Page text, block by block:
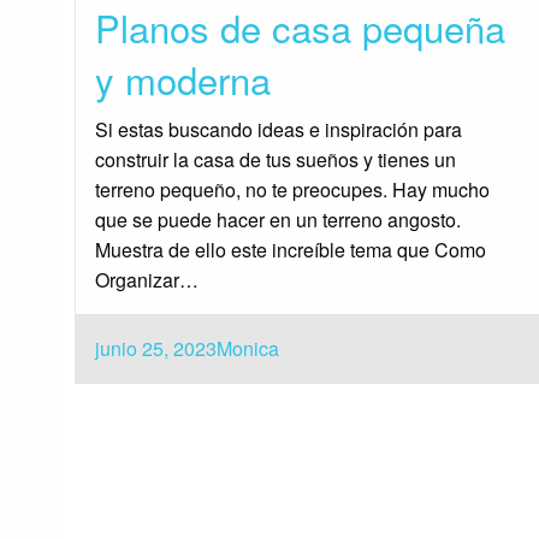
Planos de casa pequeña
y moderna
Si estas buscando ideas e inspiración para
construir la casa de tus sueños y tienes un
terreno pequeño, no te preocupes. Hay mucho
que se puede hacer en un terreno angosto.
Muestra de ello este increíble tema que Como
Organizar…
Publicado
el
junio 25, 2023Monica